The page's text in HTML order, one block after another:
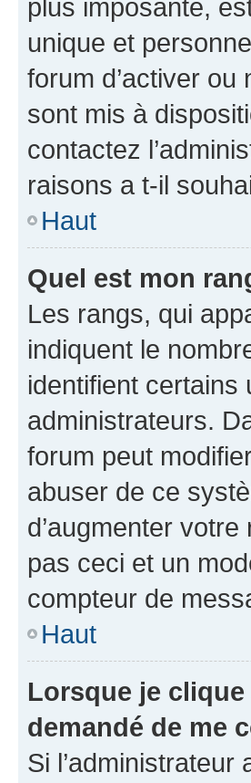
plus imposante,
unique et
forum d’activer
sont mis à
contactez
raisons a t-il
Haut
Quel est mon
Les rangs, qui
indiquent le
identifient certains
administrateurs.
forum peut
abuser de ce
d’augmenter
pas ceci et un
compteur de
Haut
Lorsque je
demandé de me
Si